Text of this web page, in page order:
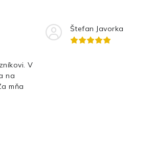
V
na
mňa
Štefan Javorka